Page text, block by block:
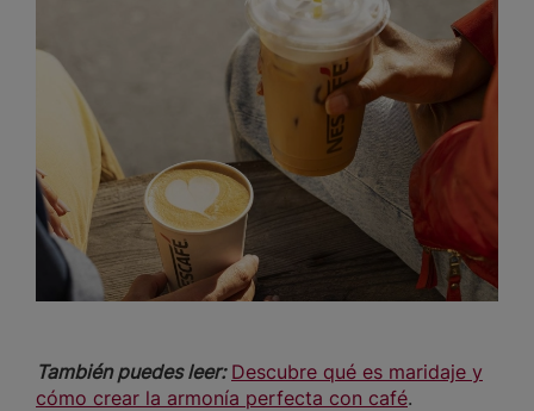
También puedes leer: Descubre qué es maridaje y
cómo crear la armonía perfecta con café.